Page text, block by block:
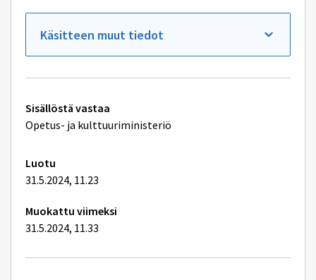
Oppijan
osaamisen
oppimistulosten
Käsitteen muut tiedot
Tekniset
lisätiedot
Sisällöstä vastaa
Opetus- ja kulttuuriministeriö
Luotu
31.5.2024, 11.23
Muokattu viimeksi
31.5.2024, 11.33